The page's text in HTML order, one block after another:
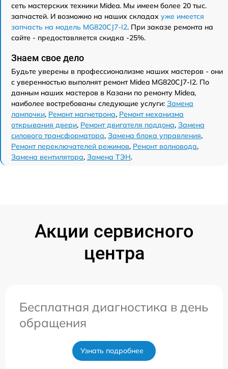
сеть мастерских техники Midea. Мы имеем более 20 тыс.
запчастей. И возможно на наших складах уже имеется
запчасть на модель MG820CJ7-I2. При заказе ремонта на
сайте - предоставляется скидка -25%.
Знаем свое дело
Будьте уверены в профессионализме наших мастеров - они
с уверенностью выполнят ремонт Midea MG820CJ7-I2. По
данным наших мастеров в Казани по ремонту Midea,
наиболее востребованы следующие услуги: Замена
лампочки, Ремонт магнетрона, Ремонт механизма
открывания двери, Ремонт двигателя поддона, Замена
силового трансформатора, Замена блока управления,
Ремонт переключателей режимов, Ремонт волновода,
Замена вентилятора, Замена ТЭН.
Акции сервисного
центра
Бесплатная диагностика в день
обращения
Узнать подробнее